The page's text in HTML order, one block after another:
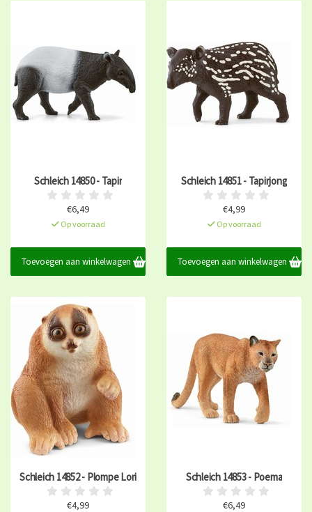
Schleich 14850 - Tapir
€6,49
Op voorraad
Toevoegen aan winkelwagen
Schleich 14851 - Tapirjong
€4,99
Op voorraad
Toevoegen aan winkelwagen
Schleich 14852 - Plompe Lori
€4,99
Schleich 14853 - Poema
€6,49